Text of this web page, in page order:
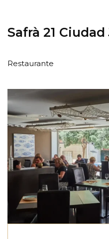
Safrà 21
Restaurante